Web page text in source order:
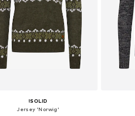
!SOLID
Jersey 'Norwig'